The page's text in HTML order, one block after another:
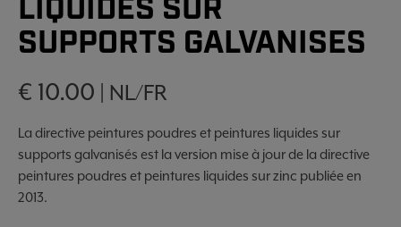
LIQUIDES SUR
SUPPORTS GALVANISES
€ 10.00 | NL/FR
La directive peintures poudres et peintures liquides sur
supports galvanisés est la version mise à jour de la directive
peintures poudres et peintures liquides sur zinc publiée en
2013.